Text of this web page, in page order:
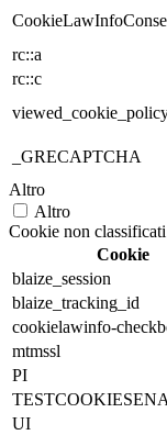
rc::a
rc::c
_GRECAPTCHA
Altro
Altro
Cookie non
Cookie
blaize_session
blaize_tracking_id
cookielawinfo-
mtmssl
PI
UI